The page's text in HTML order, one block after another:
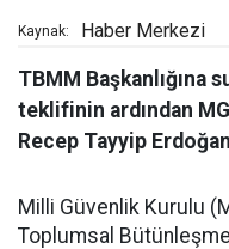
Kaynak: Haber Merkezi
TBMM Başkanlığına
teklifinin ardından
Recep Tayyip
Milli Güvenlik Kurulu
Toplumsal